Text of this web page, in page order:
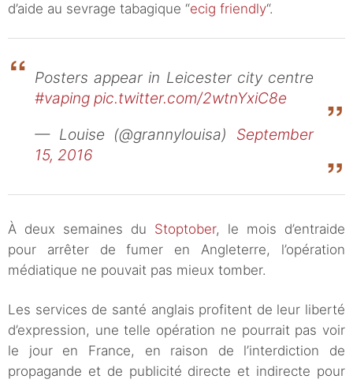
d’aide au sevrage tabagique “ecig friendly“.
Posters appear in Leicester city centre
#vaping pic.twitter.com/2wtnYxiC8e
— Louise (@grannylouisa) September
15, 2016
À deux semaines du Stoptober, le mois d’entraide
pour arrêter de fumer en Angleterre, l’opération
médiatique ne pouvait pas mieux tomber.
Les services de santé anglais profitent de leur liberté
d’expression, une telle opération ne pourrait pas voir
le jour en France, en raison de l’interdiction de
propagande et de publicité directe et indirecte pour